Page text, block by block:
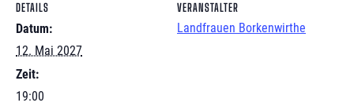
DETAILS
Datum:
12. Mai 2027
Zeit:
19:00
VERANSTALTER
Landfrauen Borkenwirthe